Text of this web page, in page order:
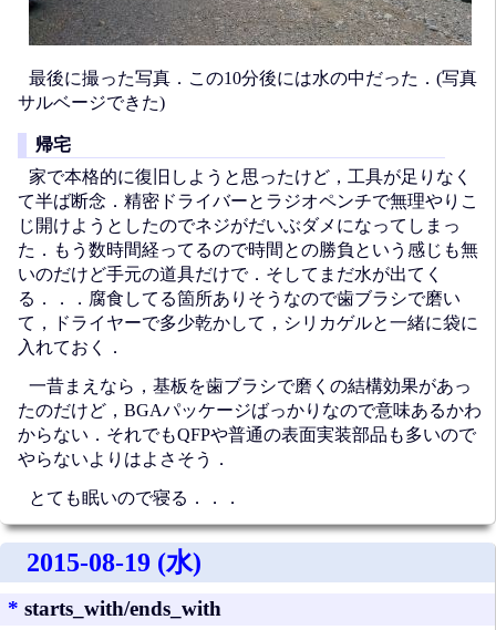
最後に撮った写真．この10分後には水の中だった．(写真
サルベージできた)
帰宅
家で本格的に復旧しようと思ったけど，工具が足りなく
て半ば断念．精密ドライバーとラジオペンチで無理やりこ
じ開けようとしたのでネジがだいぶダメになってしまっ
た．もう数時間経ってるので時間との勝負という感じも無
いのだけど手元の道具だけで．そしてまだ水が出てく
る．．．腐食してる箇所ありそうなので歯ブラシで磨い
て，ドライヤーで多少乾かして，シリカゲルと一緒に袋に
入れておく．
一昔まえなら，基板を歯ブラシで磨くの結構効果があっ
たのだけど，BGAパッケージばっかりなので意味あるかわ
からない．それでもQFPや普通の表面実装部品も多いので
やらないよりはよさそう．
とても眠いので寝る．．．
2015-08-19 (水)
* starts_with/ends_with